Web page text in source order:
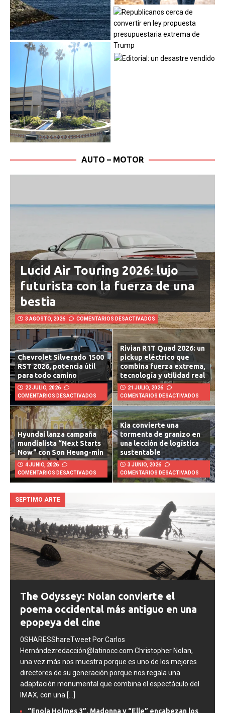
Lucid Air Touring 2026: lujo
futurista con la fuerza de una
bestia
3 AGOSTO, 2026 COMENTARIOS DESACTIVADOS
Chevrolet Silverado 1500
RST 2026, potencia útil
para todo camino
22 JULIO, 2026
COMENTARIOS DESACTIVADOS
Rivian R1T Quad 2026: un
pickup eléctrico que
combina fuerza extrema,
tecnología y utilidad real
21 JULIO, 2026
COMENTARIOS DESACTIVADOS
Hyundai lanza campaña
mundialista “Next Starts
Now” con Son Heung-min
4 JUNIO, 2026
COMENTARIOS DESACTIVADOS
Kia convierte una
tormenta de granizo en
una lección de logística
sustentable
3 JUNIO, 2026
COMENTARIOS DESACTIVADOS
SEPTIMO ARTE
The Odyssey: Nolan convierte el
poema occidental más antiguo en una
epopeya del cine
0SHARESShareTweet Por Carlos
Hernándezredacción@latinocc.com Christopher Nolan,
una vez más nos muestra porque es uno de los mejores
directores de su generación porque nos regala una
adaptación monumental que combina el espectáculo del
[...]